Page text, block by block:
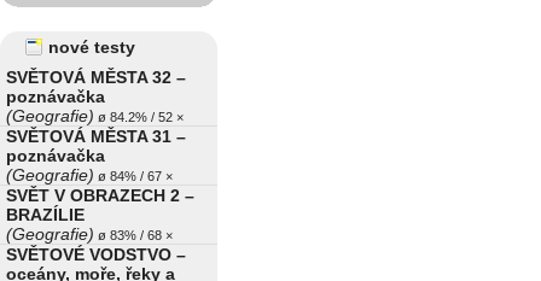
nové testy
SVĚTOVÁ MĚSTA 32 –
poznávačka
(Geografie) ø 84.2% / 52 ×
SVĚTOVÁ MĚSTA 31 –
poznávačka
(Geografie) ø 84% / 67 ×
SVĚT V OBRAZECH 2 –
BRAZÍLIE
(Geografie) ø 83% / 68 ×
SVĚTOVÉ VODSTVO –
oceány, moře, řeky a